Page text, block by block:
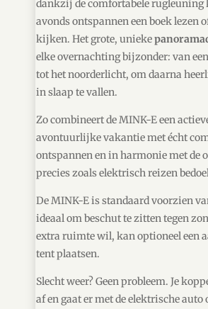
dankzij de comfortabele rugleuning
avonds ontspannen een boek lezen
kijken. Het grote, unieke
elke overnachting bijzonder: van
tot het noorderlicht, om daarna
in slaap te vallen.
Zo combineert de MINK-E een
avontuurlijke vakantie met écht
ontspannen en in harmonie met de
precies zoals elektrisch reizen
De MINK-E is standaard voorzien
ideaal om beschut te zitten tegen
extra ruimte wil, kan optioneel een
tent plaatsen.
Slecht weer? Geen probleem. Je
af en gaat er met de elektrische auto